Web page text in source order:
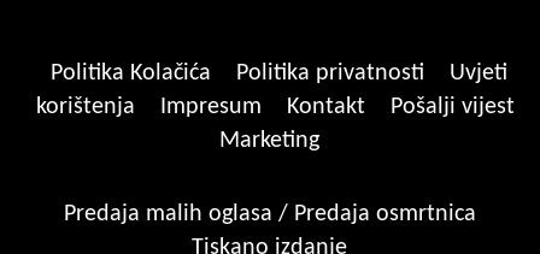
Politika Kolačića Politika privatnosti
Uvjeti
korištenja
Impresum Kontakt
Pošalji vijest
Marketing
Predaja malih oglasa / Predaja osmrtnica
Tiskano izdanje